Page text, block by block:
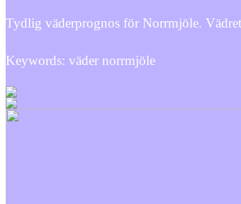
Tydlig väderprognos för Norrmjöle.
Keywords: väder norrmjöle